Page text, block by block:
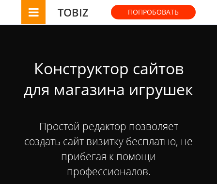
TOBIZ ПОПРОБОВАТЬ
Конструктор сайтов
для магазина игрушек
Простой редактор позволяет
создать сайт визитку бесплатно, не
прибегая к помощи
профессионалов.